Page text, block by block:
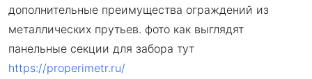
дополнительные преимущества ограждений из
металлических прутьев. фото как выглядят
панельные секции для забора тут
https://properimetr.ru/